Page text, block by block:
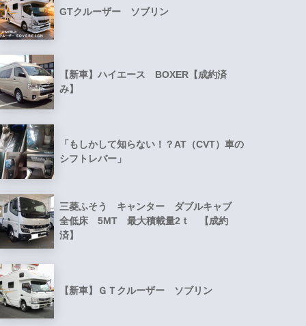
GTクルーザー ソブリン
【新車】ハイエース BOXER【成約済
み】
「もしかして知らない！？AT（CVT）車の
シフトレバー」
三菱ふそう キャンター ダブルキャブ
全低床 5MT 最大積載量2ｔ 【成約
済】
【新車】ＧＴクルーザー ソブリン